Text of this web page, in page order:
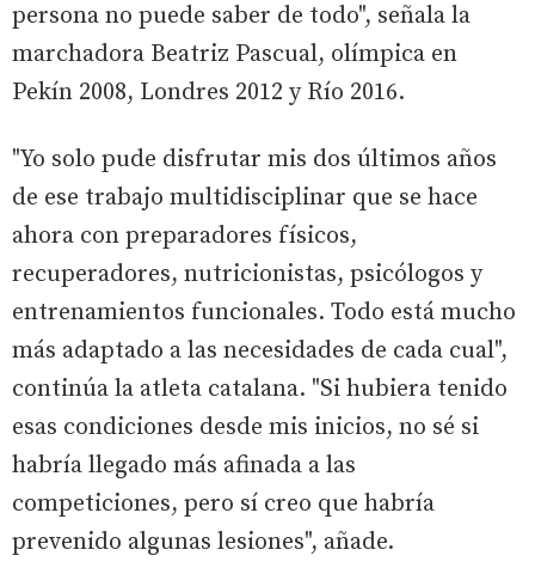
persona no puede saber de todo", señala la
marchadora Beatriz Pascual, olímpica en
Pekín 2008, Londres 2012 y Río 2016.
"Yo solo pude disfrutar mis dos últimos años
de ese trabajo multidisciplinar que se hace
ahora con preparadores físicos,
recuperadores, nutricionistas, psicólogos y
entrenamientos funcionales. Todo está mucho
más adaptado a las necesidades de cada cual",
continúa la atleta catalana. "Si hubiera tenido
esas condiciones desde mis inicios, no sé si
habría llegado más afinada a las
competiciones, pero sí creo que habría
prevenido algunas lesiones", añade.